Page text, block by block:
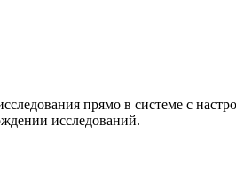
прямо в системе с
исследований.